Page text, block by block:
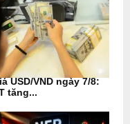
USD/VND ngày 7/8:
tăng...